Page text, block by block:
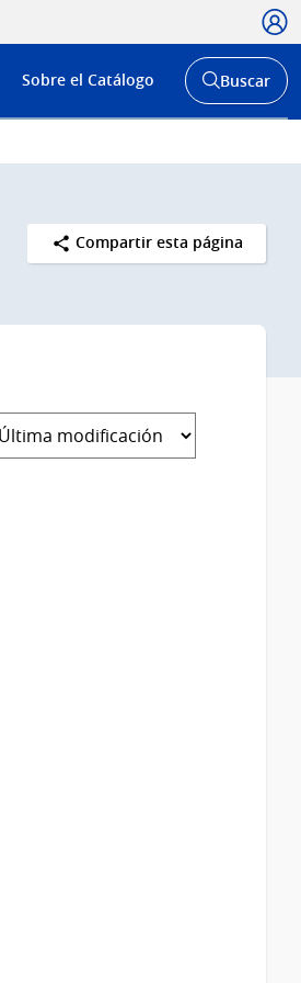
Menú
de
Sobre el Catálogo
Abrir
buscador
Buscar
Compartir esta página